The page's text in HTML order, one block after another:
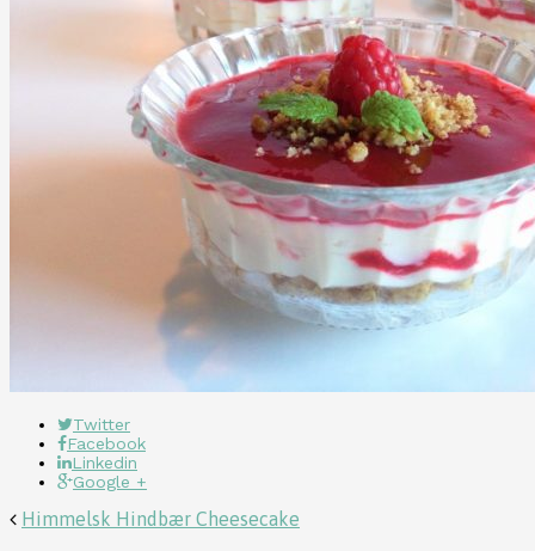
Twitter
Facebook
Linkedin
Google +
Himmelsk Hindbær Cheesecake